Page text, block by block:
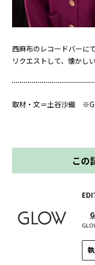
西麻布のレコードバーに
リクエストして、懐かし
取材・文＝土谷沙織
この